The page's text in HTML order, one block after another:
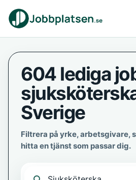
604 lediga
Sverige
Filtrera på yrke, arbetsgivare,
hitta en tjänst som passar dig.